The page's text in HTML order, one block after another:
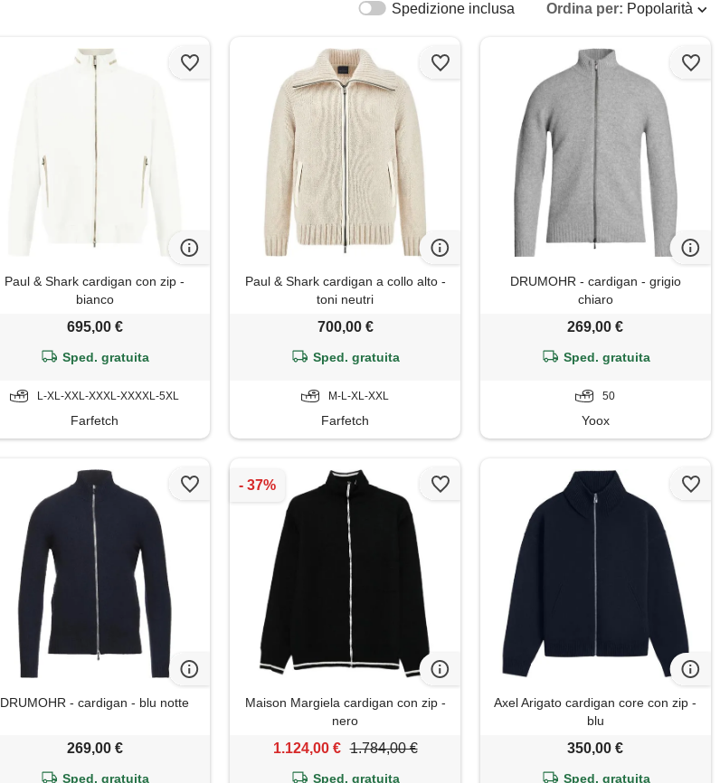
Ordina per: Popolarità
Spedizione inclusa
Paul & Shark cardigan con zip -
bianco
695,00 €
Sped. gratuita
L-XL-XXL-XXXL-XXXXL-5XL
Farfetch
Paul & Shark cardigan a collo alto -
toni neutri
700,00 €
Sped. gratuita
M-L-XL-XXL
Farfetch
DRUMOHR - cardigan - grigio
chiaro
269,00 €
Sped. gratuita
50
Yoox
DRUMOHR - cardigan - blu notte
269,00 €
Sped. gratuita
Maison Margiela cardigan con zip -
nero
1.124,00 € 1.784,00 €
Sped. gratuita
Axel Arigato cardigan core con zip -
blu
350,00 €
Sped. gratuita